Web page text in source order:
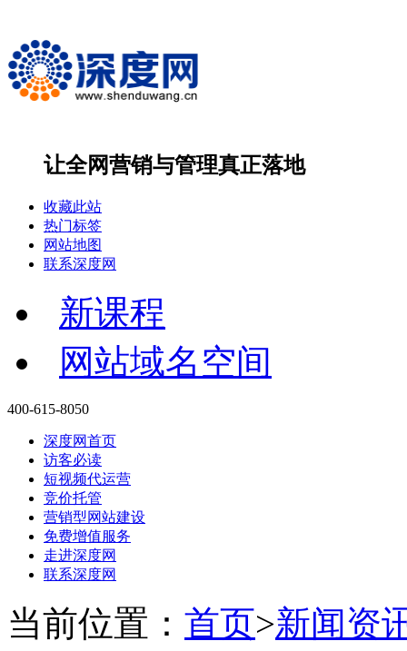
让全网营销与管理真正落地
收藏此站
热门标签
网站地图
联系深度网
新课程
网站域名空间
400-615-8050
深度网首页
访客必读
短视频代运营
竞价托管
营销型网站建设
免费增值服务
走进深度网
联系深度网
当前位置： 首页>新闻资